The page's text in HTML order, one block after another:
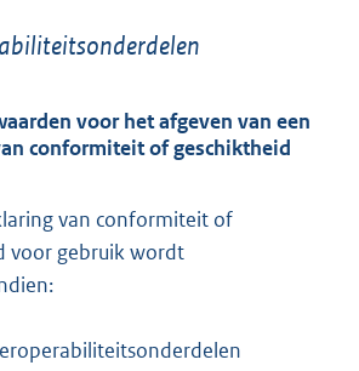
voor het afgeven van een
conformiteit of geschiktheid
van conformiteit of
voor gebruik wordt